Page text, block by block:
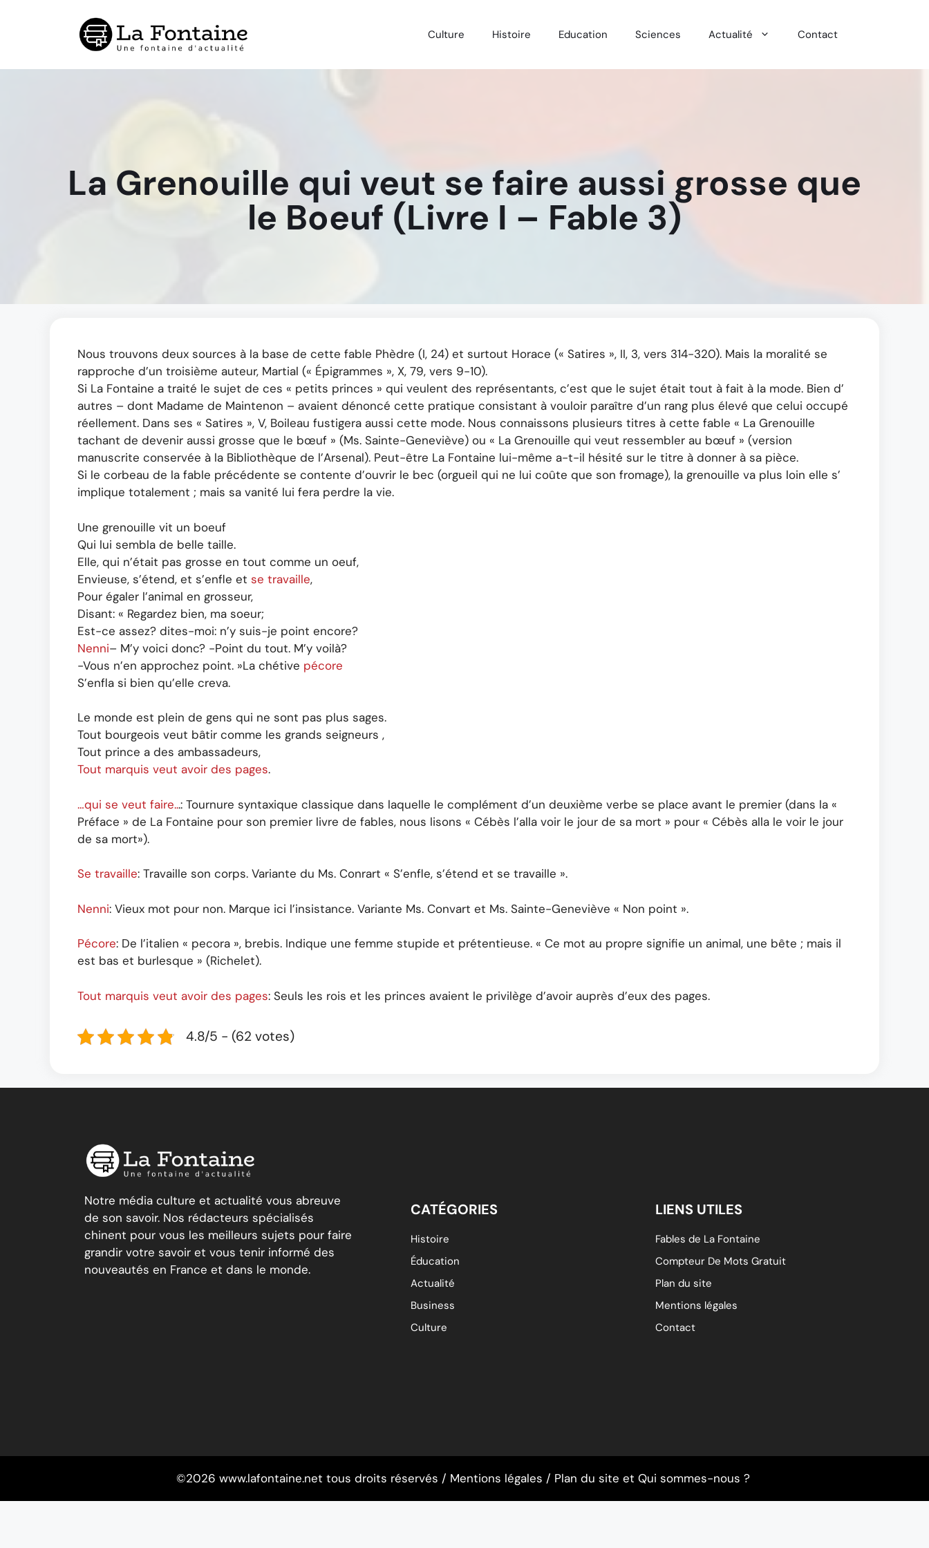
Culture Histoire Education Sciences Actualité Contact
La Grenouille qui veut se faire aussi grosse que
le Boeuf (Livre I – Fable 3)
Nous trouvons deux sources à la base de cette fable Phèdre (I, 24) et surtout Horace (« Satires », II, 3, vers 314-320). Mais la moralité se
rapproche d’un troisième auteur, Martial (« Épigrammes », X, 79, vers 9-10).
Si La Fontaine a traité le sujet de ces « petits princes » qui veulent des représentants, c’est que le sujet était tout à fait à la mode. Bien d’
autres – dont Madame de Maintenon – avaient dénoncé cette pratique consistant à vouloir paraître d’un rang plus élevé que celui occupé
réellement. Dans ses « Satires », V, Boileau fustigera aussi cette mode. Nous connaissons plusieurs titres à cette fable « La Grenouille
tachant de devenir aussi grosse que le bœuf » (Ms. Sainte-Geneviève) ou « La Grenouille qui veut ressembler au bœuf » (version
manuscrite conservée à la Bibliothèque de l’Arsenal). Peut-être La Fontaine lui-même a-t-il hésité sur le titre à donner à sa pièce.
Si le corbeau de la fable précédente se contente d’ouvrir le bec (orgueil qui ne lui coûte que son fromage), la grenouille va plus loin elle s’
implique totalement ; mais sa vanité lui fera perdre la vie.
Une grenouille vit un boeuf
Qui lui sembla de belle taille.
Elle, qui n’était pas grosse en tout comme un oeuf,
Envieuse, s’étend, et s’enfle et se travaille,
Pour égaler l’animal en grosseur,
Disant: « Regardez bien, ma soeur;
Est-ce assez? dites-moi: n’y suis-je point encore?
Nenni– M’y voici donc? -Point du tout. M’y voilà?
-Vous n’en approchez point. »La chétive pécore
S’enfla si bien qu’elle creva.
Le monde est plein de gens qui ne sont pas plus sages.
Tout bourgeois veut bâtir comme les grands seigneurs ,
Tout prince a des ambassadeurs,
Tout marquis veut avoir des pages.
…qui se veut faire...: Tournure syntaxique classique dans laquelle le complément d’un deuxième verbe se place avant le premier (dans la «
Préface » de La Fontaine pour son premier livre de fables, nous lisons « Cébès l’alla voir le jour de sa mort » pour « Cébès alla le voir le jour
de sa mort»).
Se travaille: Travaille son corps. Variante du Ms. Conrart « S’enfle, s’étend et se travaille ».
Nenni: Vieux mot pour non. Marque ici l’insistance. Variante Ms. Convart et Ms. Sainte-Geneviève « Non point ».
Pécore: De l’italien « pecora », brebis. Indique une femme stupide et prétentieuse. « Ce mot au propre signifie un animal, une bête ; mais il
est bas et burlesque » (Richelet).
Tout marquis veut avoir des pages: Seuls les rois et les princes avaient le privilège d’avoir auprès d’eux des pages.
4.8/5 - (62 votes)
Notre média culture et actualité vous abreuve
de son savoir. Nos rédacteurs spécialisés
chinent pour vous les meilleurs sujets pour faire
grandir votre savoir et vous tenir informé des
nouveautés en France et dans le monde.
CATÉGORIES
Histoire
Éducation
Actualité
Business
Culture
LIENS UTILES
Fables de La Fontaine
Compteur De Mots Gratuit
Plan du site
Mentions légales
Contact
©2026 www.lafontaine.net tous droits réservés / Mentions légales / Plan du site et Qui sommes-nous ?